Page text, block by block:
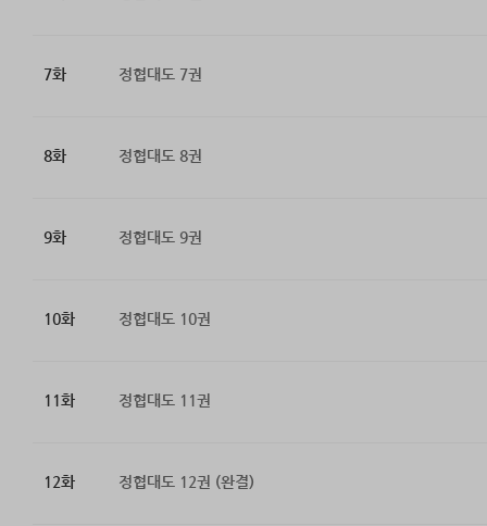
7화 정협대도 7권
8화 정협대도 8권
9화 정협대도 9권
10화 정협대도 10권
11화 정협대도 11권
12화 정협대도 12권 (완결)